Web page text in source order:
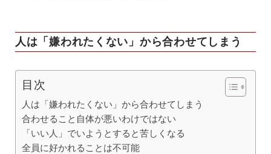
人は「嫌われたくない」から合わせてしまう
目次
人は「嫌われたくない」から合わせてしまう
合わせること自体が悪いわけではない
「いい人」でいようとすると苦しくなる
全員に好かれることは不可能